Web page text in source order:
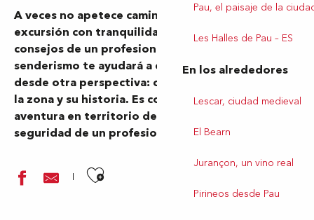
Pau, el paisaje de la
Les Halles de Pau – ES
En los alrededores
Lescar, ciudad medieval
El Bearn
Jurançon, un vino real
Pirineos desde Pau
A veces no apetece caminar solo. Para salir de
excursión con tranquilidad, a veces necesitas los
consejos de un profesional. Un guía de
senderismo te ayudará a descubrir el terreno
desde otra perspectiva: conoce la fauna, la flora,
la zona y su historia. Es como lanzarse a la
aventura en territorio desconocido, pero con la
seguridad de un profesional.
Ajouter aux favoris